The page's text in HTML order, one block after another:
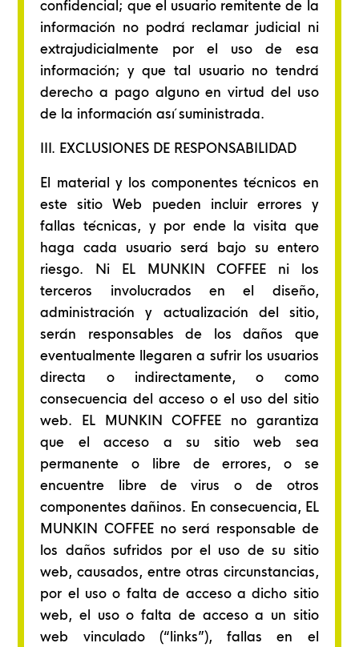
confidencial; que el usuario remitente de la
información no podrá reclamar judicial ni
extrajudicialmente por el uso de esa
información; y que tal usuario no tendrá
derecho a pago alguno en virtud del uso
de la información así suministrada.
III. EXCLUSIONES DE RESPONSABILIDAD
El material y los componentes técnicos en
este sitio Web pueden incluir errores y
fallas técnicas, y por ende la visita que
haga cada usuario será bajo su entero
riesgo. Ni EL MUNKIN COFFEE ni los
terceros involucrados en el diseño,
administración y actualización del sitio,
serán responsables de los daños que
eventualmente llegaren a sufrir los usuarios
directa o indirectamente, o como
consecuencia del acceso o el uso del sitio
web. EL MUNKIN COFFEE no garantiza
que el acceso a su sitio web sea
permanente o libre de errores, o se
encuentre libre de virus o de otros
componentes dañinos. En consecuencia, EL
MUNKIN COFFEE no será responsable de
los daños sufridos por el uso de su sitio
web, causados, entre otras circunstancias,
por el uso o falta de acceso a dicho sitio
web, el uso o falta de acceso a un sitio
web vinculado (“links”), fallas en el